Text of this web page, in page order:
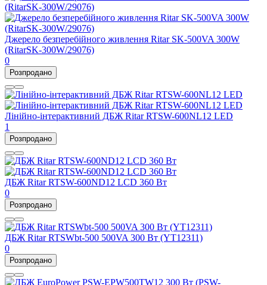
Джерело безперебійного живлення Ritar SK-500VA 300W
(RitarSK-300W/29076)
0
Розпродано
Лінійно-інтерактивний ДБЖ Ritar RTSW-600NL12 LED
1
Розпродано
ДБЖ Ritar RTSW-600ND12 LCD 360 Вт
0
Розпродано
ДБЖ Ritar RTSWbt-500 500VA 300 Вт (YT12311)
0
Розпродано